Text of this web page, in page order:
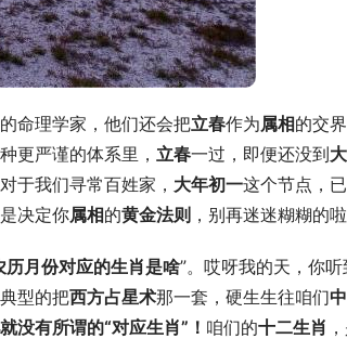
命理学家，他们还会把立春作为属相的交界
更严谨的体系里， 立春一过，即便还没到
于我们寻常百姓家， 大年初一这个节点，
是决定你属相的黄金法则 ，别再迷迷糊糊的
历月份对应的生肖是啥”。哎呀我的天，你听
型的把西方占星术那一套，硬生生往咱们
没有所谓的“对应生肖”！ 咱们的十二生肖